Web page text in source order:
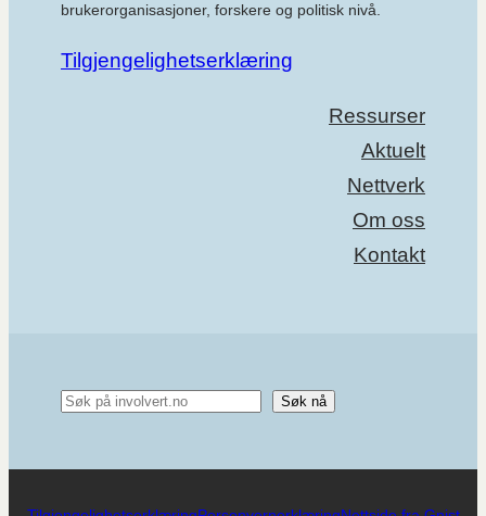
brukerorganisasjoner, forskere og politisk nivå.
Tilgjengelighetserklæring
Ressurser
Aktuelt
Nettverk
Om oss
Kontakt
Søk Søk nå